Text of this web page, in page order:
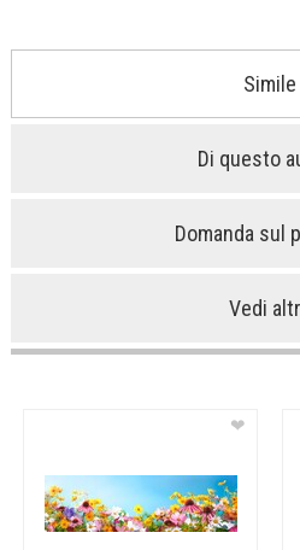
Simile
Di questo
Domanda sul
Vedi
❤